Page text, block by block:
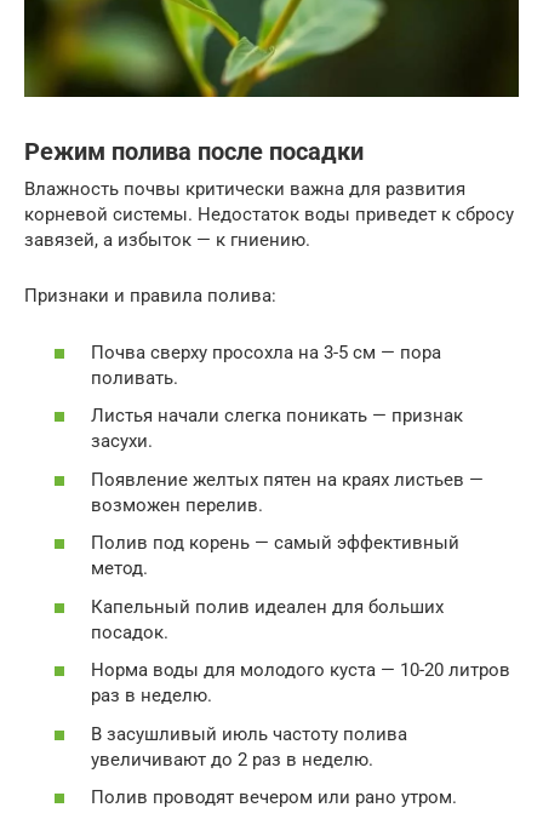
Режим полива после посадки
Влажность почвы критически важна для развития
корневой системы. Недостаток воды приведет к сбросу
завязей, а избыток — к гниению.
Признаки и правила полива:
Почва сверху просохла на 3-5 см — пора
поливать.
Листья начали слегка поникать — признак
засухи.
Появление желтых пятен на краях листьев —
возможен перелив.
Полив под корень — самый эффективный
метод.
Капельный полив идеален для больших
посадок.
Норма воды для молодого куста — 10-20 литров
раз в неделю.
В засушливый июль частоту полива
увеличивают до 2 раз в неделю.
Полив проводят вечером или рано утром.